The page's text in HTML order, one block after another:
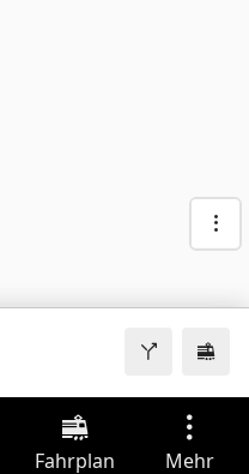
Fahrplan Mehr